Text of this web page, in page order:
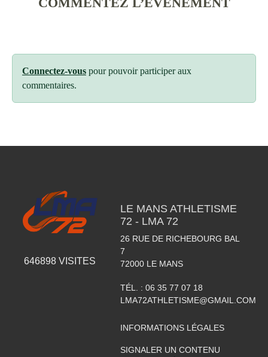
Connectez-vous pour pouvoir participer aux
commentaires.
646898 VISITES
LE MANS ATHLETISME
72 - LMA 72
26 RUE DE RICHEBOURG BAL
7
72000 LE MANS
TÉL. : 06 35 77 07 18
LMA72ATHLETISME@GMAIL.COM
INFORMATIONS LÉGALES
SIGNALER UN CONTENU